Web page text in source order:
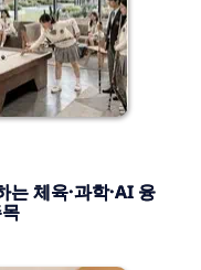
체육·과학·AI 융